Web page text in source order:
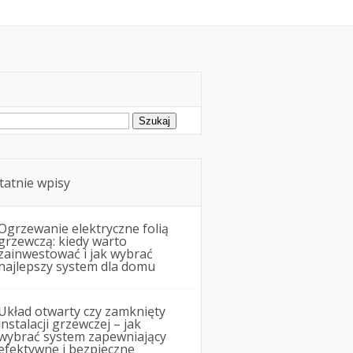
wpisy
elektryczne folią
kiedy warto
i jak wybrać
system dla domu
otwarty czy zamknięty
grzewczej – jak
system zapewniający
i bezpieczne